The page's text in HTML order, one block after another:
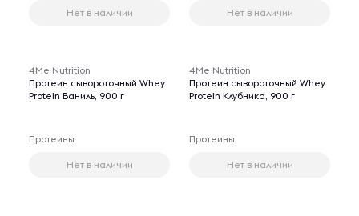
Нет в наличии Нет в наличии
4Me Nutrition
Протеин сывороточный Whey
Protein Ваниль, 900 г
Протеины
Нет в наличии
4Me Nutrition
Протеин сывороточный Whey
Protein Клубника, 900 г
Протеины
Нет в наличии